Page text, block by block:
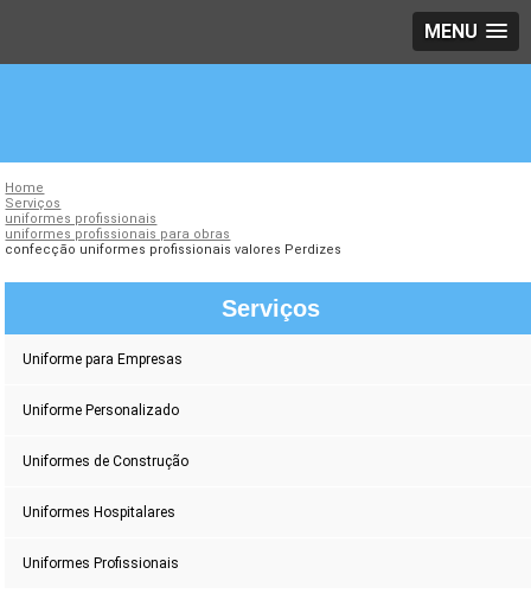
MENU
Home
Serviços
uniformes profissionais
uniformes profissionais para obras
confecção uniformes profissionais valores Perdizes
Serviços
Uniforme para Empresas
Uniforme Personalizado
Uniformes de Construção
Uniformes Hospitalares
Uniformes Profissionais